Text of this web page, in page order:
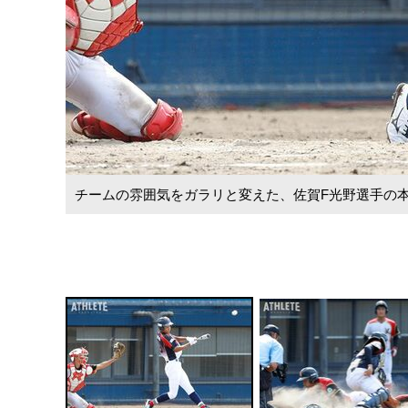
チームの雰囲気をガラリと変えた、佐賀F光野選手の